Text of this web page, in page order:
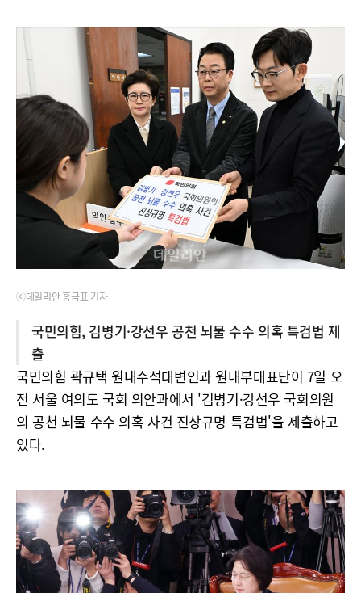
ⓒ데일리안 홍금표 기자
국민의힘, 김병기·강선우 공천 뇌물 수수 의혹 특검법 제
출
국민의힘 곽규택 원내수석대변인과 원내부대표단이 7일 오
전 서울 여의도 국회 의안과에서 '김병기·강선우 국회의원
의 공천 뇌물 수수 의혹 사건 진상규명 특검법'을 제출하고
있다.